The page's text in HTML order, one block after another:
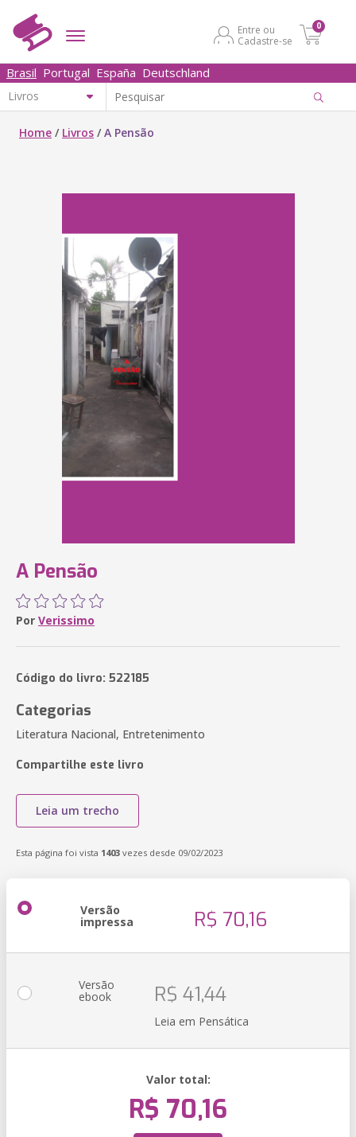
Entre ou
Cadastre-se
0
Brasil Portugal España Deutschland
Home / Livros /A Pensão
A Pensão
Por Verissimo
Código do livro: 522185
Categorias
Literatura Nacional, Entretenimento
Compartilhe este livro
Leia um trecho
Esta página foi vista 1403 vezes desde 09/02/2023
Versão
impressa R$ 70,16
Versão
ebook R$ 41,44
Leia em Pensática
Valor total:
R$ 70,16